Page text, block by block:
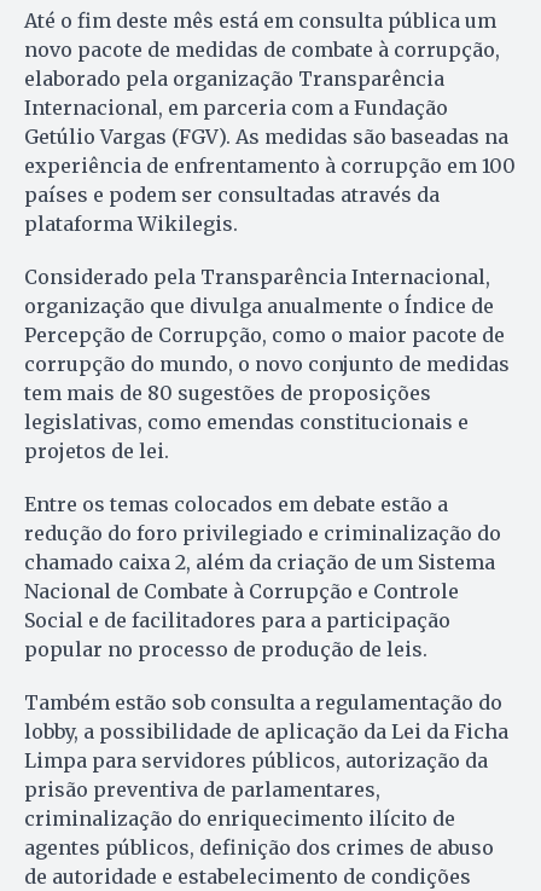
Até o fim deste mês está em consulta pública um
novo pacote de medidas de combate à corrupção,
elaborado pela organização Transparência
Internacional, em parceria com a Fundação
Getúlio Vargas (FGV). As medidas são baseadas na
experiência de enfrentamento à corrupção em 100
países e podem ser consultadas através da
plataforma Wikilegis.
Considerado pela Transparência Internacional,
organização que divulga anualmente o Índice de
Percepção de Corrupção, como o maior pacote de
corrupção do mundo, o novo conjunto de medidas
tem mais de 80 sugestões de proposições
legislativas, como emendas constitucionais e
projetos de lei.
Entre os temas colocados em debate estão a
redução do foro privilegiado e criminalização do
chamado caixa 2, além da criação de um Sistema
Nacional de Combate à Corrupção e Controle
Social e de facilitadores para a participação
popular no processo de produção de leis.
Também estão sob consulta a regulamentação do
lobby, a possibilidade de aplicação da Lei da Ficha
Limpa para servidores públicos, autorização da
prisão preventiva de parlamentares,
criminalização do enriquecimento ilícito de
agentes públicos, definição dos crimes de abuso
de autoridade e estabelecimento de condições